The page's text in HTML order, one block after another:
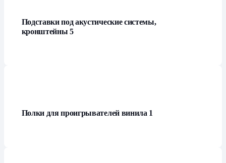
Подставки под акустические системы,
кронштейны5
Полки для проигрывателей винила 1